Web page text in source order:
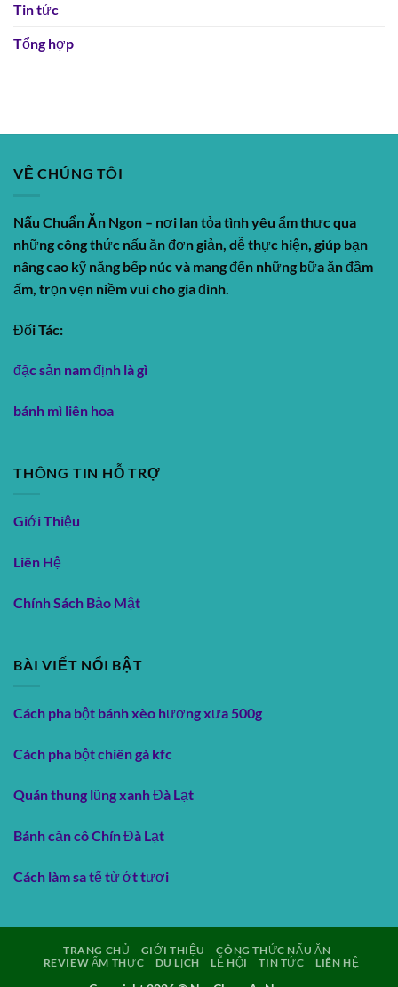
Tin tức
Tổng hợp
VỀ CHÚNG TÔI
Nấu Chuẩn Ăn Ngon – nơi lan tỏa tình yêu ẩm thực qua
những công thức nấu ăn đơn giản, dễ thực hiện, giúp bạn
nâng cao kỹ năng bếp núc và mang đến những bữa ăn đầm
ấm, trọn vẹn niềm vui cho gia đình.
Đối Tác:
đặc sản nam định là gì
bánh mì liên hoa
THÔNG TIN HỖ TRỢ
Giới Thiệu
Liên Hệ
Chính Sách Bảo Mật
BÀI VIẾT NỔI BẬT
Cách pha bột bánh xèo hương xưa 500g
Cách pha bột chiên gà kfc
Quán thung lũng xanh Đà Lạt
Bánh căn cô Chín Đà Lạt
Cách làm sa tế từ ớt tươi
TRANG CHỦ GIỚI THIỆU
CÔNG THỨC NẤU ĂN
REVIEW ẨM THỰC
DU LỊCH LỄ HỘI TIN TỨC LIÊN HỆ